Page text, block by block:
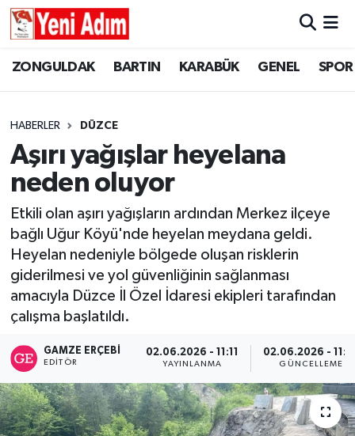
ZONGULDAK BARTIN KARABÜK GENEL SPOR
HABERLER DÜZCE
Aşırı yağışlar heyelana
neden oluyor
Etkili olan aşırı yağışların ardından Merkez ilçeye
bağlı Uğur Köyü'nde heyelan meydana geldi.
Heyelan nedeniyle bölgede oluşan risklerin
giderilmesi ve yol güvenliğinin sağlanması
amacıyla Düzce İl Özel İdaresi ekipleri tarafından
çalışma başlatıldı.
GAMZE ERÇEBI
EDITÖR
02.06.2026 - 11:11
YAYINLANMA
02.06.2026 -
GÜNCELLEME
ZONGULDAK
GÜNCEL
SİYASET
RESMİ İLAN
ZONGULDAK
GENEL
SPOR
SİYASET
SAĞLIK
RESMİ İLAN
Künye
Zonguldak Hava Durumu
Tüm Manşetler
Son Dakika Haberleri
Haber Arşivi